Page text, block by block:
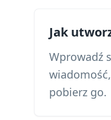
Jak
Wprowadź
pobierz go.